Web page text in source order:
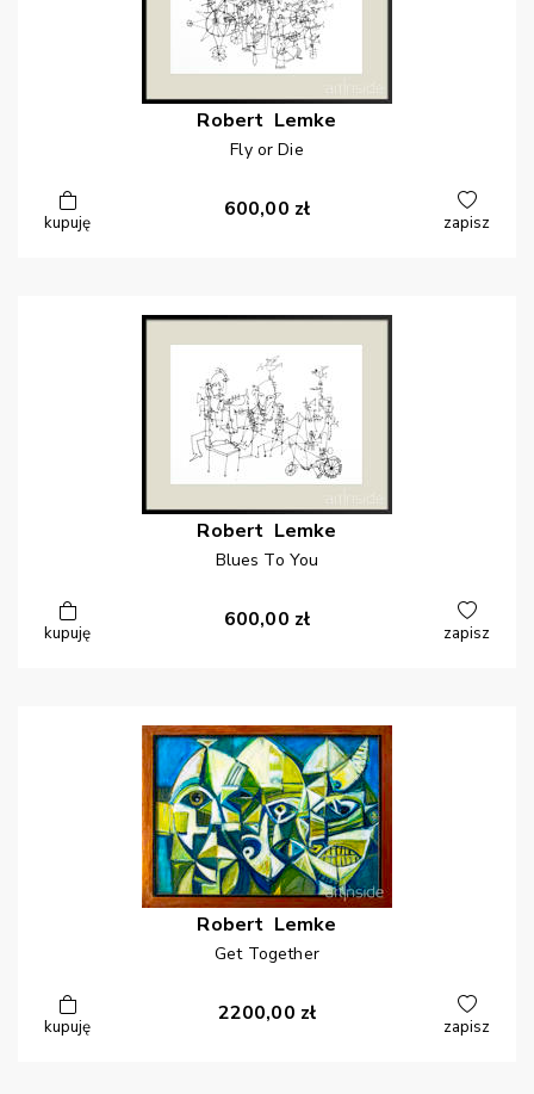
Robert Lemke
Fly or Die
kupuję
600,00 zł
zapisz
Robert Lemke
Blues To You
kupuję
600,00 zł
zapisz
Robert Lemke
Get Together
kupuję
2200,00 zł
zapisz